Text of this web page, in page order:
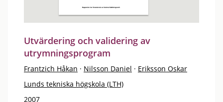
Utvärdering och validering av
utrymningsprogram
Frantzich Håkan · Nilsson Daniel · Eriksson Oskar
Lunds tekniska högskola (LTH)
2007